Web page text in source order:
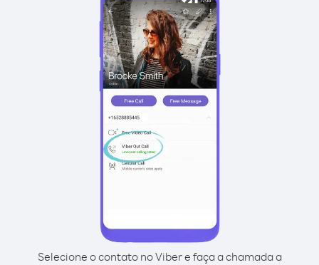
Selecione o contato no Viber e faça a chamada a